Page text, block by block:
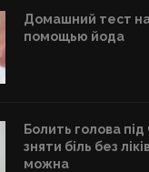
Домашний тест
помощью йода
Болить голова під
зняти біль без
можна